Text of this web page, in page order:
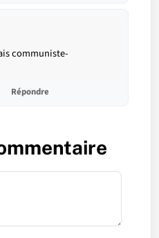
communiste-
Répondre